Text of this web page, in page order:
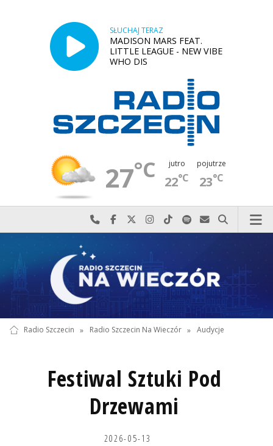
SŁUCHAJ TERAZ
MADISON MARS FEAT.
LITTLE LEAGUE - NEW VIBE
WHO DIS
27°C jutro
22°C
pojutrze
23°C
Najlepiej po prostu do nas zadzwoń
Odwiedź nas na Facebook-u
Odwiedź nas na X
Odwiedź nas na Instagram-ie
Odwiedź nas na TikTok-u
Szukaj nas na Spotify
Wyślij do nas
Szukaj
Radio Szczecin » Radio Szczecin Na Wieczór » Audycje
Festiwal Sztuki Pod
Drzewami
2026-05-13